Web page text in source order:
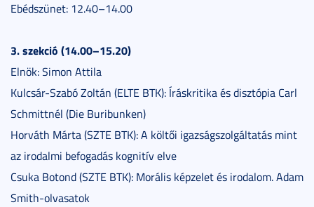
Ebédszünet: 12.40–14.00
3. szekció (14.00–15.20)
Elnök: Simon Attila
Kulcsár-Szabó Zoltán (ELTE BTK): Íráskritika és disztópia Carl
Schmittnél (Die Buribunken)
Horváth Márta (SZTE BTK): A költői igazságszolgáltatás mint
az irodalmi befogadás kognitív elve
Csuka Botond (SZTE BTK): Morális képzelet és irodalom. Adam
Smith-olvasatok